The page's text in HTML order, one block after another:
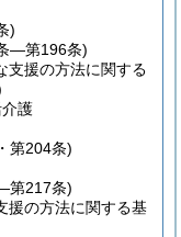
)
―第196条)
支援の方法に関する
護
第204条)
第217条)
援の方法に関する基